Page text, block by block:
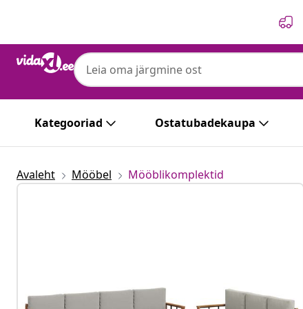
Kategooriad Ostatubadekaupa
Avaleht Mööbel Mööblikomplektid